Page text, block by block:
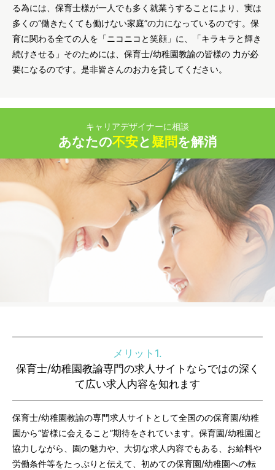
る為には、保育士様が一人でも多く就業うすることにより、実は
多くの“働きたくても働けない家庭”の力になっているのです。保
育に関わる全ての人を「ニコニコと笑顔」に、「キラキラと輝き
続けさせる」そのためには、保育士/幼稚園教諭の皆様の 力が必
要になるのです。是非皆さんのお力を貸してください。
キャリアデザイナーに相談
あなたの不安と 疑問 を解消
メリット1.
保育士/幼稚園教諭専門の求人サイトならではの深く
て広い求人内容を知れます
保育士/幼稚園教諭の専門求人サイトとして全国のの保育園/幼稚
園から“皆様に会えること”期待をされています。保育園/幼稚園と
協力しながら、園の魅力や、大切な求人内容でもある、お給料や
労働条件等をたっぷりと伝えて、初めての保育園/幼稚園への転